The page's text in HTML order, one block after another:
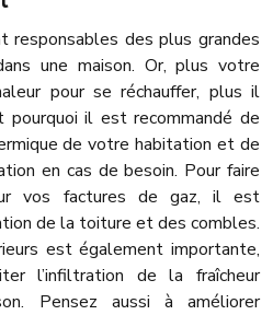
responsables des plus grandes
une maison. Or, plus votre
pour se réchauffer, plus il
pourquoi il est recommandé de
de votre habitation et de
en cas de besoin. Pour faire
vos factures de gaz, il est
de la toiture et des combles.
est également importante,
l’infiltration de la fraîcheur
Pensez aussi à améliorer